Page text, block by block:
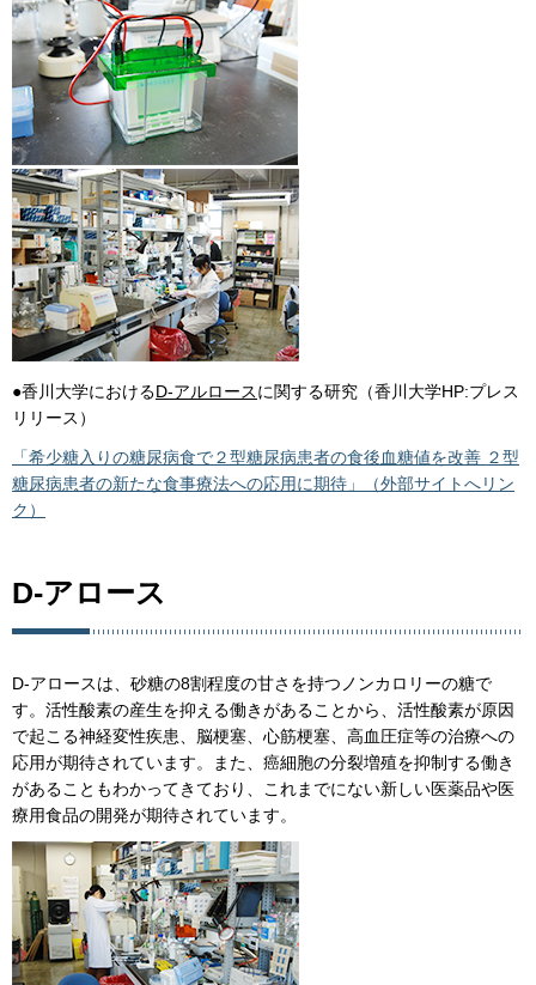
●香川大学におけるD-アルロースに関する研究（香川大学HP:プレス
リリース）
「希少糖入りの糖尿病食で２型糖尿病患者の食後血糖値を改善 ２型
糖尿病患者の新たな食事療法への応用に期待」（外部サイトへリン
ク）
D-アロース
D-アロースは、砂糖の8割程度の甘さを持つノンカロリーの糖で
す。活性酸素の産生を抑える働きがあることから、活性酸素が原因
で起こる神経変性疾患、脳梗塞、心筋梗塞、高血圧症等の治療への
応用が期待されています。また、癌細胞の分裂増殖を抑制する働き
があることもわかってきており、これまでにない新しい医薬品や医
療用食品の開発が期待されています。